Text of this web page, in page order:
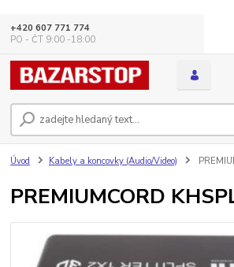
+420 607 771 774
PO - ČT 9:00 -18:00
Úvod Kabely a koncovky (Audio/Video)
PREMIUMCORD